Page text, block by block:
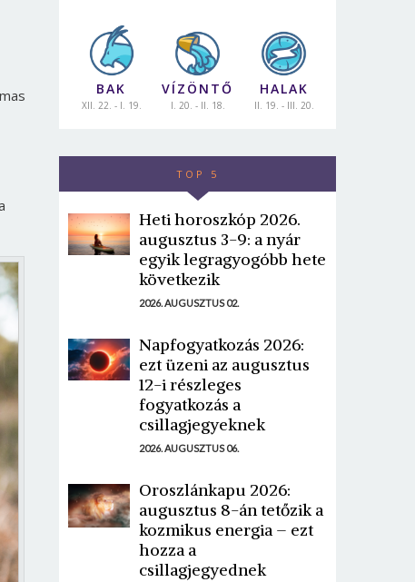
BAK
XII. 22. - I. 19.
VÍZÖNTŐ
I. 20. - II. 18.
HALAK
II. 19. - III. 20.
TOP 5
Heti horoszkóp 2026.
augusztus 3-9: a nyár
egyik legragyogóbb hete
következik
2026. AUGUSZTUS 02.
Napfogyatkozás 2026:
ezt üzeni az augusztus
12-i részleges
fogyatkozás a
csillagjegyeknek
2026. AUGUSZTUS 06.
Oroszlánkapu 2026:
augusztus 8-án tetőzik a
kozmikus energia – ezt
hozza a
csillagjegyednek